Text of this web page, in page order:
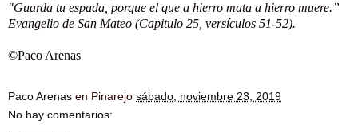
"Guarda tu espada, porque el que a hierro mata a hierro muere.”
Evangelio de San Mateo (Capitulo 25, versículos 51-52).
©Paco Arenas
Paco Arenas en Pinarejo sábado, noviembre 23, 2019
No hay comentarios: